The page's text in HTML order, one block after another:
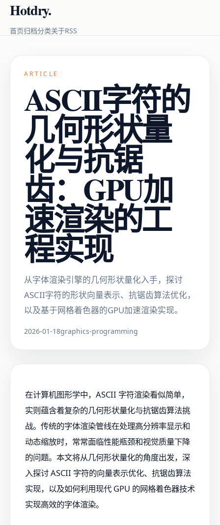
Hotdry.
首页归档分类关于RSS
ARTICLE
ASCII字符的
几何形状量
化与抗锯
齿：GPU加
速渲染的工
程实现
从字体渲染引擎的几何形状量化入手，探讨
ASCII字符的形状向量表示、抗锯齿算法优化，
以及基于网格着色器的GPU加速渲染实现。
2026-01-18graphics-programming
在计算机图形学中，ASCII 字符渲染看似简单，
实则蕴含着复杂的几何形状量化与抗锯齿算法挑
战。传统的字体渲染管线在处理高分辨率显示和
动态缩放时，常常面临性能瓶颈和视觉质量下降
的问题。本文将从几何形状量化的角度出发，深
入探讨 ASCII 字符的向量表示优化、抗锯齿算法
实现，以及如何利用现代 GPU 的网格着色器技术
实现高效的字体渲染。